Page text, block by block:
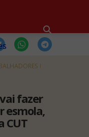
fazer
esmola,
CUT